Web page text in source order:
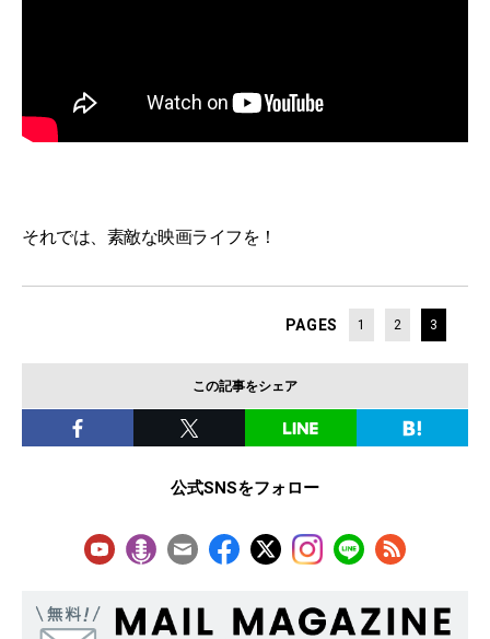
それでは、素敵な映画ライフを！
PAGES 1 2 3
この記事をシェア
公式SNSをフォロー